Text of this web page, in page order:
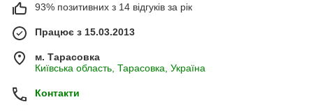
93% позитивних з 14 відгуків за рік
Працює з 15.03.2013
м. Тарасовка
Київська область, Тарасовка, Україна
Контакти